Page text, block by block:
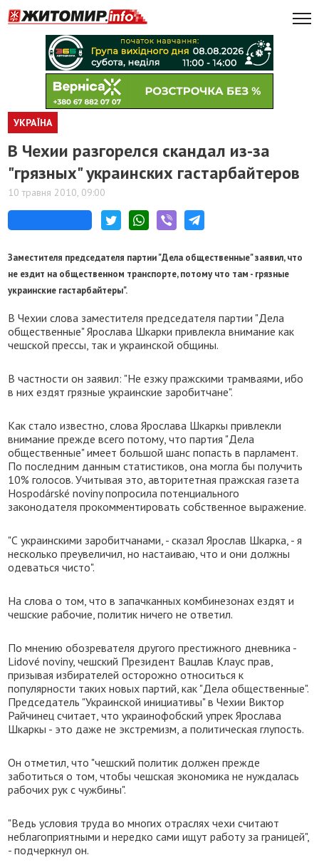
УКРАЇНА
В Чехии разгорелся скандал из-за
"грязных" украинских гастарбайтеров
10 травня 2010, 09:00
Заместителя председателя партии "Дела общественные" заявил, что
не ездит на общественном транспорте, потому что там - грязные
украинские гастарбайтеры".
В Чехии слова заместителя председателя партии "Дела
общественные" Ярослава Шкарки привлекла внимание как
чешской прессы, так и украинской общины.
В частности он заявил: "Не езжу пражскими трамваями, ибо
в них ездят грязные украинские заробитчане".
Как стало известно, слова Ярослава Шкаркы привлекли
внимание прежде всего потому, что партия "Дела
общественные" имеет большой шанс попасть в парламент.
По последним данным статистиков, она могла бы получить
10% голосов. Учитывая это, авторитетная пражская газета
Hospodárské noviny попросила потенциального
законодателя прокомментировать собственное выражение.
"С украинскими заробитчанами, - сказал Ярослав Шкарка, - я
несколько преувеличил, но настаиваю, что и они должны
одеваться чисто".
На слова о том, что в запачканных комбинезонах ездят и
чешские рабочие, политик ничего не ответил.
По мнению обозревателя другого престижного дневника -
Lidové noviny, чешский Президент Вацлав Клаус прав,
призывая избирателей осторожно относиться к
популярности таких новых партий, как "Дела общественные".
Председатель "Украинской инициативы" в Чехии Виктор
Райчинец считает, что украинофобский упрек Ярослава
Шкаркы - это даже не экстремизм, а политическая глупость.
Он отметил, что "чешский политик должен прежде
заботиться о том, чтобы чешская экономика не нуждалась
рабочих рук с чужбины".
"Ведь условия труда во многих отраслях чехи считают
неблагоприятными и нередко сами ищут работу за границей",
- подчеркнул он.